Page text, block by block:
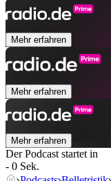
Mehr erfahren
Mehr erfahren
Mehr erfahren
Der Podcast startet in
- 0 Sek.